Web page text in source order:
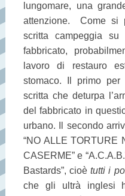
lungomare, una
attenzione. Come si
scritta campeggia su
fabbricato,
lavoro di restauro
stomaco. Il primo per
scritta che deturpa
del fabbricato in
urbano. Il secondo
“NO ALLE TORTURE
CASERME” e
Bastards”, cioètutti i
che gli ultrà inglesi